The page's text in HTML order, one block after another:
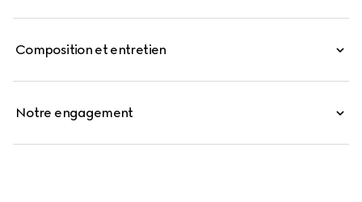
Composition et entretien
Notre engagement